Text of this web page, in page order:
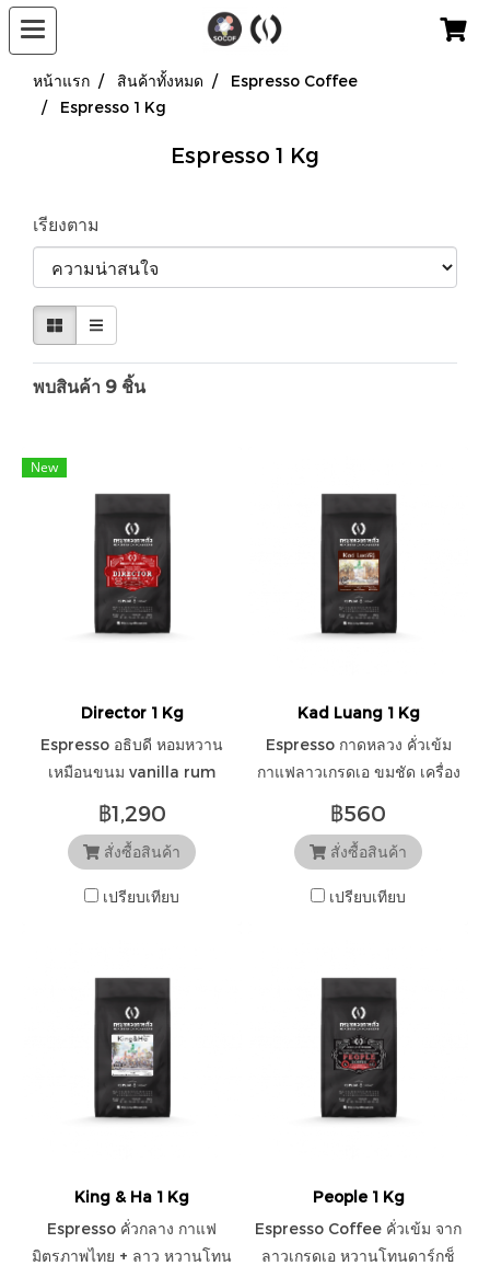
หน้าแรก สินค้าทั้งหมด
Espresso Coffee
Espresso 1 Kg
Espresso 1 Kg
เรียงตาม
พบสินค้า 9 ชิ้น
New
Director 1 Kg
Espresso อธิบดี หอมหวาน
เหมือนขนม vanilla rum
฿1,290
สั่งซื้อสินค้า
เปรียบเทียบ
Kad Luang 1 Kg
Espresso กาดหลวง คั่วเข้ม
กาแฟลาวเกรดเอ ขมชัด เครื่อง
กาแฟนม หรือสายเข้มหนัก
฿560
สั่งซื้อสินค้า
เปรียบเทียบ
King & Ha 1 Kg
Espresso คั่วกลาง กาแฟ
มิตรภาพไทย + ลาว หวานโทน
People 1 Kg
Espresso Coffee คั่วเข้ม จาก
ลาวเกรดเอ หวานโทนดาร์กช็